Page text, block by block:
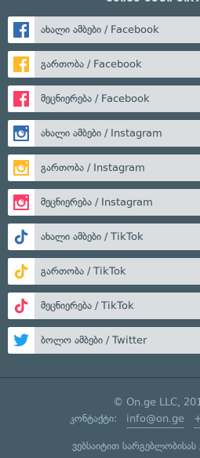
ახალი ამბები / Facebook
გართობა / Facebook
მეცნიერება / Facebook
ახალი ამბები / Instagram
გართობა / Instagram
მეცნიერება / Instagram
ახალი ამბები / TikTok
გართობა / TikTok
მეცნიერება / TikTok
ბოლო ამბები / Twitter
© On.ge LLC,
კონტაქტი: info@on.ge
ვებსაიტით სარგებლობისას